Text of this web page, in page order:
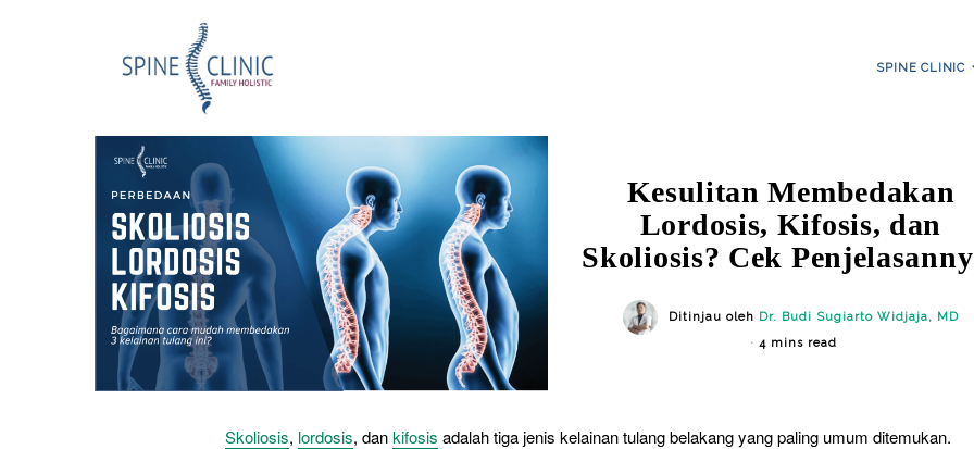
SPINE CLINIC
Kesulitan Membedakan
Lordosis, Kifosis, dan
Skoliosis? Cek
Ditinjau oleh Dr. Budi Sugiarto Widjaja, MD
4 mins read
Skoliosis, lordosis, dankifosis adalah tiga jenis kelainan tulang belakang yang paling umum ditemukan.